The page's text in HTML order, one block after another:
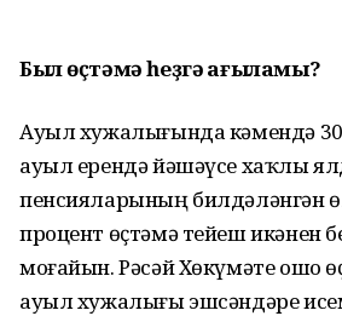
Был өҫтәмә һеҙгә ҡағыламы?
Ауыл хужалығында кәмендә
ауыл ерендә йәшәүсе хаҡлы
пенсияларының билдәләнгән
процент өҫтәмә тейеш икәнен
моғайын. Рәсәй Хөкүмәте ошо
ауыл хужалығы эшсәндәре